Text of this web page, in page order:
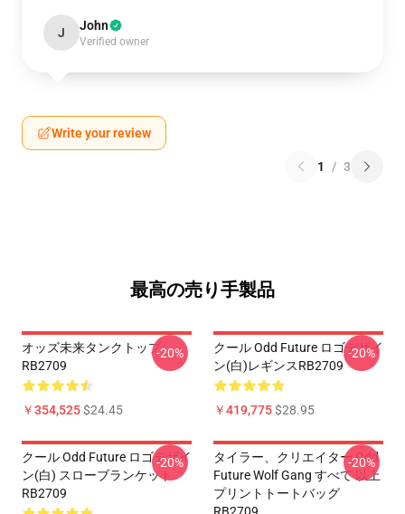
J John
Verified owner
Write your review
1 / 3
最高の売り手製品
オッズ未来タンクトップ
RB2709
￥354,525$24.45
-20%
クール Odd Future ロゴデザイ
ン(白)レギンスRB2709
￥419,775$28.95
-20%
クール Odd Future ロゴデザイ
ン(白) スローブランケット
RB2709
-20%
タイラー、クリエイター Odd
Future Wolf Gang すべて 以上
プリントトートバッグ
-20%